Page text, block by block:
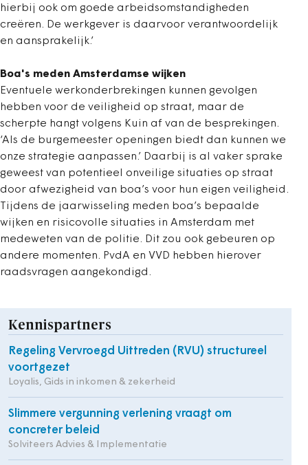
hierbij ook om goede arbeidsomstandigheden
creëren. De werkgever is daarvoor verantwoordelijk
en aansprakelijk.’
Boa's meden Amsterdamse wijken
Eventuele werkonderbrekingen kunnen gevolgen
hebben voor de veiligheid op straat, maar de
scherpte hangt volgens Kuin af van de besprekingen.
‘Als de burgemeester openingen biedt dan kunnen we
onze strategie aanpassen.’ Daarbij is al vaker sprake
geweest van potentieel onveilige situaties op straat
door afwezigheid van boa’s voor hun eigen veiligheid.
Tijdens de jaarwisseling meden boa’s bepaalde
wijken en risicovolle situaties in Amsterdam met
medeweten van de politie. Dit zou ook gebeuren op
andere momenten. PvdA en VVD hebben hierover
raadsvragen aangekondigd.
Kennispartners
Regeling Vervroegd Uittreden (RVU) structureel
voortgezet
Loyalis, Gids in inkomen & zekerheid
Slimmere vergunning verlening vraagt om
concreter beleid
Solviteers Advies & Implementatie